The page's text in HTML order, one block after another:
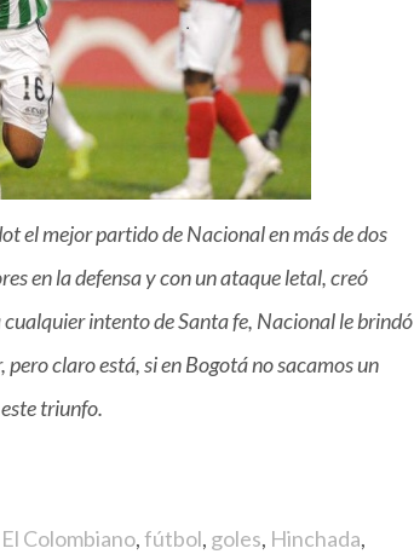
el mejor partido de Nacional en más de dos
en la defensa y con un ataque letal, creó
intento de Santa fe, Nacional le brindó
claro está, si en Bogotá no sacamos un
triunfo.
El Colombiano,fútbol, goles, Hinchada,